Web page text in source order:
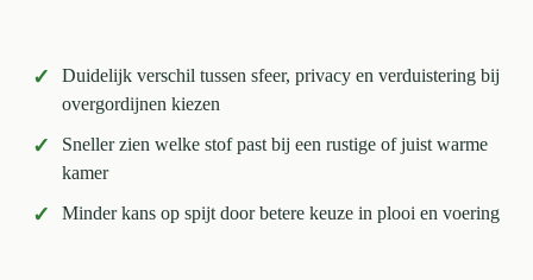
✓
Duidelijk verschil tussen sfeer, privacy en verduistering bij
overgordijnen kiezen
✓
Sneller zien welke stof past bij een rustige of juist warme
kamer
✓ Minder kans op spijt door betere keuze in plooi en voering